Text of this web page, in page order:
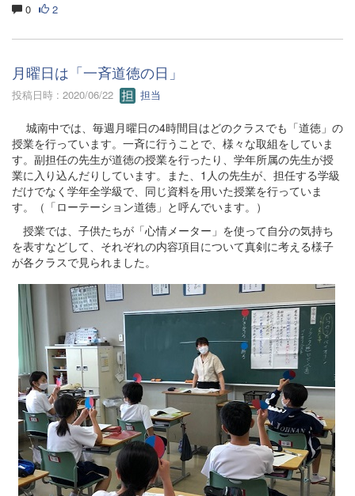
0 2
月曜日は「一斉道徳の日」
投稿日時 : 2020/06/22 担当
城南中では、毎週月曜日の4時間目はどのクラスでも「道徳」の
授業を行っています。一斉に行うことで、様々な取組をしていま
す。副担任の先生が道徳の授業を行ったり、学年所属の先生が授
業に入り込んだりしています。また、1人の先生が、担任する学級
だけでなく学年全学級で、同じ資料を用いた授業を行っていま
す。（「ローテーション道徳」と呼んでいます。）
授業では、子供たちが「心情メーター」を使って自分の気持ち
を表すなどして、それぞれの内容項目について真剣に考える様子
が各クラスで見られました。